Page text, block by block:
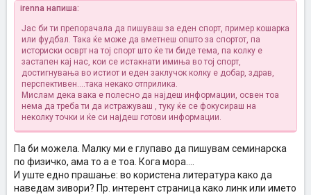
irenna напиша:
Јас би ти препорачала да пишуваш за еден спорт, пример кошарка
или фудбал. Така ќе може да вметнеш општо за спортот, па
историски осврт на тој спорт што ќе ти биде тема, па колку е
застапен кај нас, кои се истакнати имиња во тој спорт,
достигнувања во истиот и еден заклучок колку е добар, здрав,
перспективен....така некако отприлика.
Мислам дека вака е полесно да најдеш информации, освен тоа
нема да треба ти да истражуваш , туку ќе се фокусираш на
неколку точки и ќе си најдеш готови информации.
Па би можела. Малку ми е глупаво да пишувам семинарска
по физичко, ама то а е тоа. Кога мора....
И уште едно прашање: во користена литература како да
наведам зивори? Пр. интерент страница како линк или името